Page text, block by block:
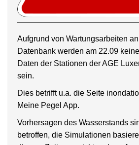
Aufgrund von Wartungsarbeiten
Datenbank werden am 22.09
Daten der Stationen der AGE
sein.
Dies betrifft u.a. die Seite
Meine Pegel App.
Vorhersagen des Wasserstands
betroffen, die Simulationen